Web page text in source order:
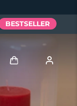
BESTSELLER